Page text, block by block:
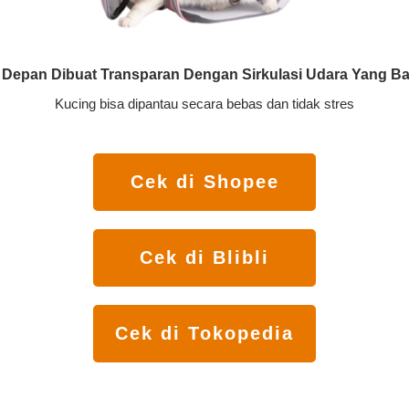
Dibuat Transparan Dengan Sirkulasi Udara Yang
Kucing bisa dipantau secara bebas dan tidak stres
Cek di Shopee
Cek di Blibli
Cek di Tokopedia